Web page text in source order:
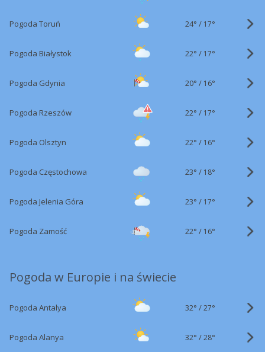
Pogoda Toruń 24° / 17°
Pogoda Białystok 22° / 17°
Pogoda Gdynia 20° / 16°
Pogoda Rzeszów 22° / 17°
Pogoda Olsztyn 22° / 16°
Pogoda Częstochowa 23° / 18°
Pogoda Jelenia Góra 23° / 17°
Pogoda Zamość 22° / 16°
Pogoda w Europie i na świecie
Pogoda Antalya 32° /27°
Pogoda Alanya 32° /28°